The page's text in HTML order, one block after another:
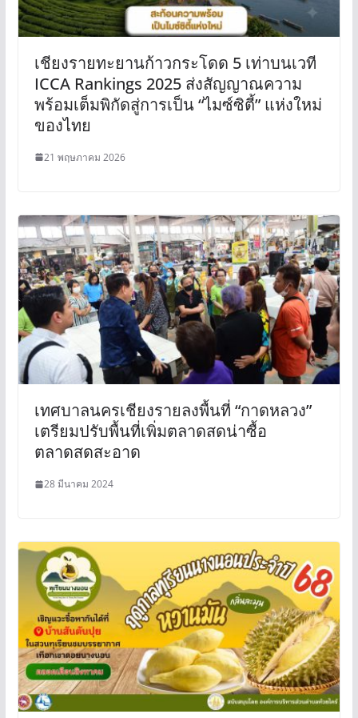
เชียงรายทะยานก้าวกระโดด 5 เท่าบนเวที
ICCA Rankings 2025 ส่งสัญญาณความ
พร้อมเต็มพิกัดสู่การเป็น “ไมซ์ซิตี้” แห่งใหม่
ของไทย
21 พฤษภาคม 2026
เทศบาลนครเชียงรายลงพื้นที่ “กาดหลวง”
เตรียมปรับพื้นที่เพิ่มตลาดสดน่าซื้อ
ตลาดสดสะอาด
28 มีนาคม 2024